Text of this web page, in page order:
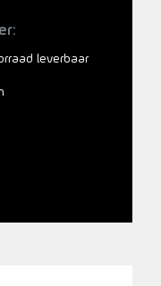
leverbaar